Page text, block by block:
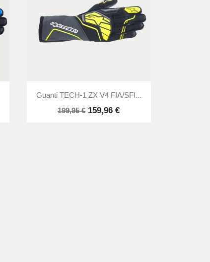
Anteprima
Guanti TECH-1 ZX V4 FIA/SFI...
199,95 € 159,96 €